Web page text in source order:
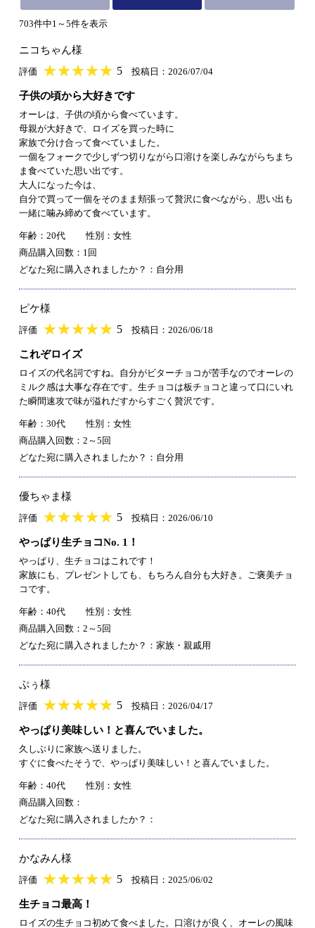
703件中1～5件を表示
ニコちゃん様
評価 ★★★★★
★★★★★ 5 投稿日：2026/07/04
子供の頃から大好きです
オーレは、子供の頃から食べています。
母親が大好きで、ロイズを買った時に
家族で分け合って食べていました。
一個をフォークで少しずつ切りながら口溶けを楽しみながらちまち
ま食べていた思い出です。
大人になった今は、
自分で買って一個をそのまま頬張って贅沢に食べながら、思い出も
一緒に噛み締めて食べています。
年齢：20代
性別：女性
商品購入回数：1回
どなた宛に購入されましたか？：自分用
ピケ様
評価 ★★★★★
★★★★★ 5 投稿日：2026/06/18
これぞロイズ
ロイズの代名詞ですね。自分がビターチョコが苦手なのでオーレの
ミルク感は大事な存在です。生チョコは板チョコと違って口にいれ
た瞬間速攻で味が溢れだすからすごく贅沢です。
年齢：30代
性別：女性
商品購入回数：2～5回
どなた宛に購入されましたか？：自分用
優ちゃま様
評価 ★★★★★
★★★★★ 5 投稿日：2026/06/10
やっぱり生チョコNo. 1！
やっぱり、生チョコはこれです！
家族にも、プレゼントしても、もちろん自分も大好き。ご褒美チョ
コです。
年齢：40代
性別：女性
商品購入回数：2～5回
どなた宛に購入されましたか？：家族・親戚用
ぷぅ様
評価 ★★★★★
★★★★★ 5 投稿日：2026/04/17
やっぱり美味しい！と喜んでいました。
久しぶりに家族へ送りました。
すぐに食べたそうで、やっぱり美味しい！と喜んでいました。
年齢：40代
性別：女性
商品購入回数：
どなた宛に購入されましたか？：
かなみん様
評価 ★★★★★
★★★★★ 5 投稿日：2025/06/02
生チョコ最高！
ロイズの生チョコ初めて食べました。口溶けが良く、オーレの風味